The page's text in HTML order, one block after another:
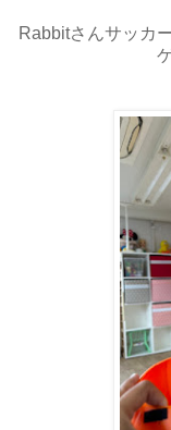
Rabbitさんサッカ